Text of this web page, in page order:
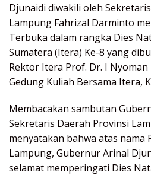
Djunaidi diwakili oleh
Lampung Fahrizal Darminto
Terbuka dalam rangka Dies
Sumatera (Itera) Ke-8 yang
Rektor Itera Prof. Dr. I
Gedung Kuliah Bersama Itera,
Membacakan sambutan
Sekretaris Daerah Provinsi
menyatakan bahwa atas nama
Lampung, Gubernur Arinal
selamat memperingati Dies